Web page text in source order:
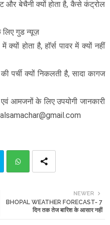
और बेचैनी क्यों होता है, कैसे कंट्रोल
लिए गुड न्यूज़
होता है, हॉर्स पावर में क्यों नहीं
पर्ची क्यों निकलती है, सादा कागज
आमजनों के लिए उपयोगी जानकारी
ats
NEWER
BHOPAL WEATHER FORECAST- 7
दिन तक तेज बारिश के आसार नहीं